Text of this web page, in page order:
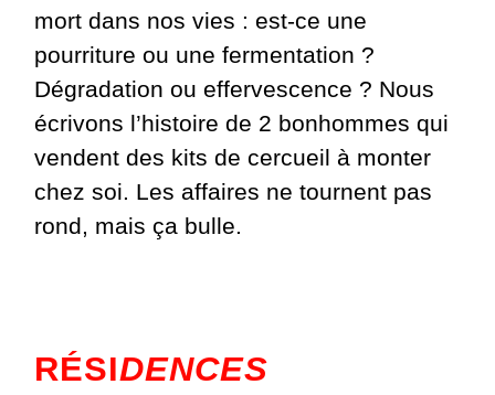
mort dans nos vies : est-ce une
pourriture ou une fermentation ?
Dégradation ou effervescence ? Nous
écrivons l’histoire de 2 bonhommes qui
vendent des kits de cercueil à monter
chez soi. Les affaires ne tournent pas
rond, mais ça bulle.
RÉSIDENCES